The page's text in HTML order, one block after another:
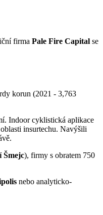
firma Pale Fire Capital se
korun (2021 - 3,763
Indoor cyklistická aplikace
insurtechu. Navýšili
Šmejc), firmy s obratem 750
nebo analyticko-